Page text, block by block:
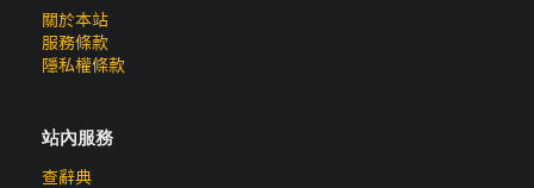
關於本站
服務條款
隱私權條款
站內服務
查辭典